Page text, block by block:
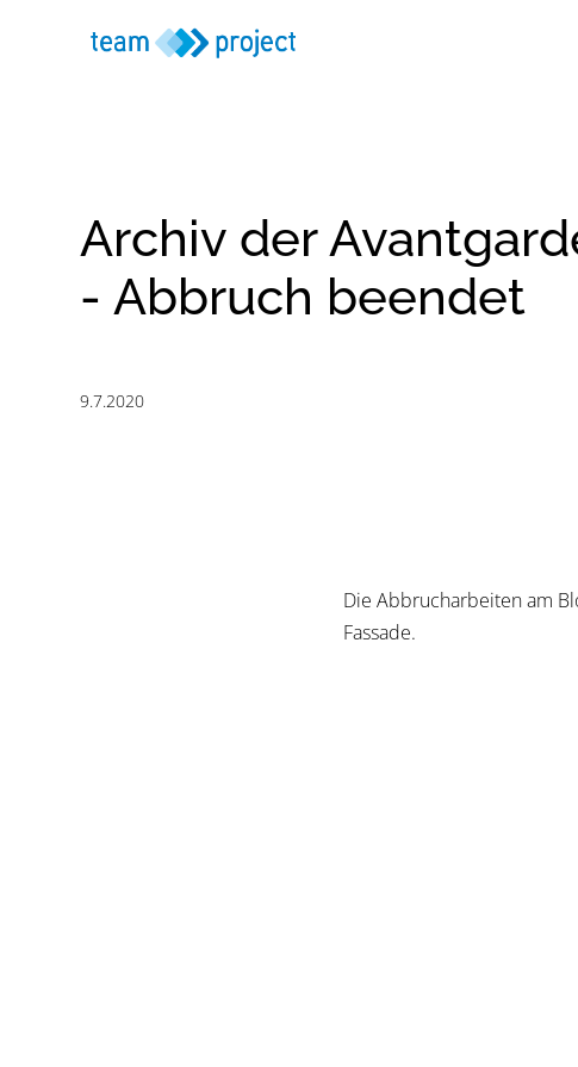
Archiv der
- Abbruch beendet
9.7.2020
Die Abbrucharbeiten am
Fassade.